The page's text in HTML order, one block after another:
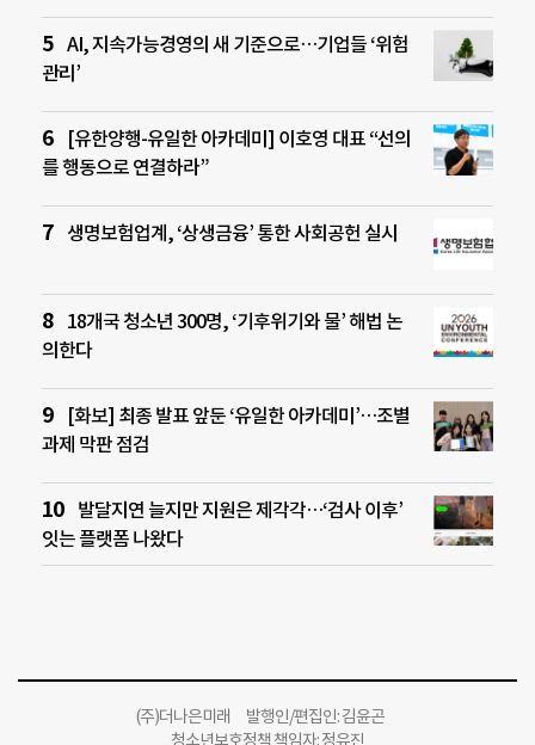
AI, 지속가능경영의 새 기준으로…기업들 ‘위험
관리’
[유한양행-유일한 아카데미] 이호영 대표 “선의
를 행동으로 연결하라”
생명보험업계, ‘상생금융’ 통한 사회공헌 실시
18개국 청소년 300명, ‘기후위기와 물’ 해법 논
의한다
[화보] 최종 발표 앞둔 ‘유일한 아카데미’…조별
과제 막판 점검
발달지연 늘지만 지원은 제각각…‘검사 이후’
잇는 플랫폼 나왔다
(주)더나은미래 발행인/편집인: 김윤곤
청소년보호정책 책임자: 정유진